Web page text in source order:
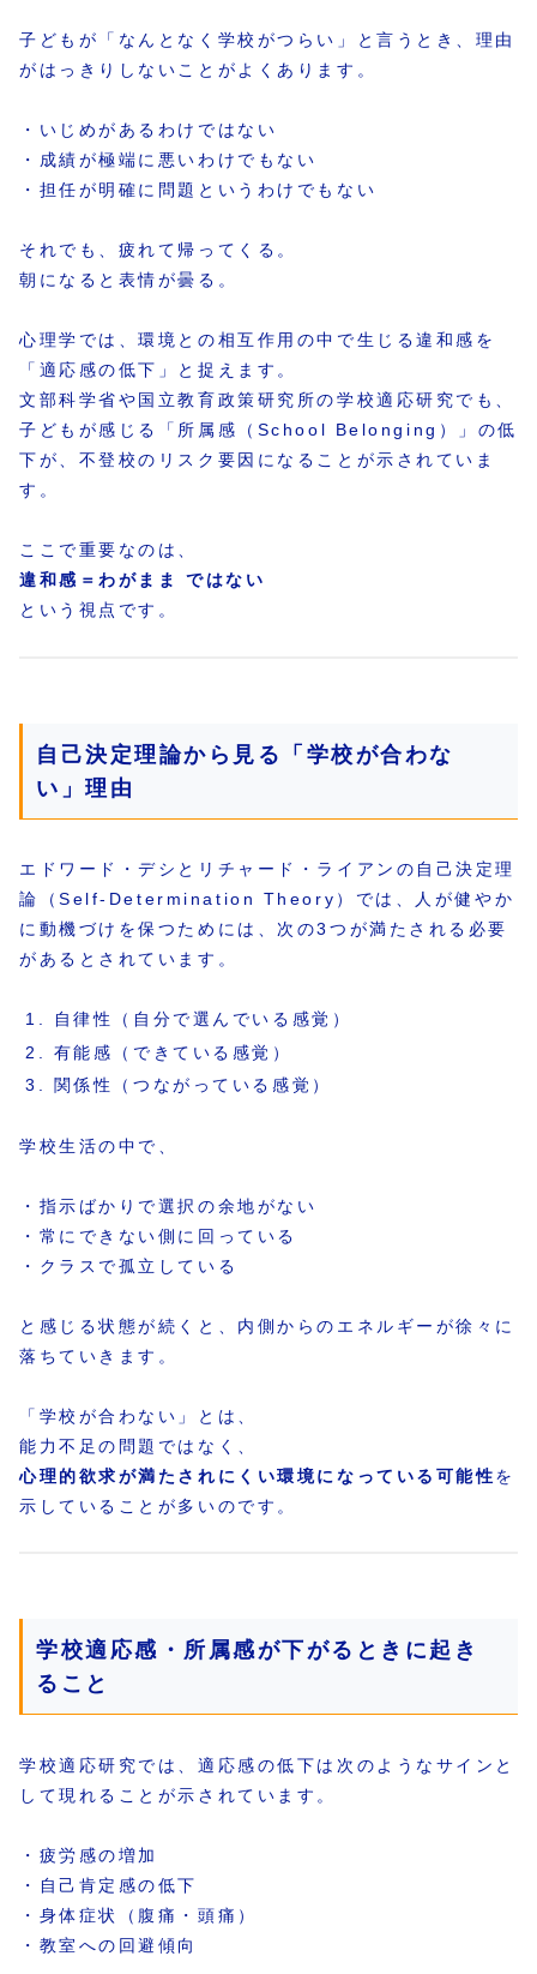
子どもが「なんとなく学校がつらい」と言うとき、理由
がはっきりしないことがよくあります。
・いじめがあるわけではない
・成績が極端に悪いわけでもない
・担任が明確に問題というわけでもない
それでも、疲れて帰ってくる。
朝になると表情が曇る。
心理学では、環境との相互作用の中で生じる違和感を
「適応感の低下」と捉えます。
文部科学省や国立教育政策研究所の学校適応研究でも、
子どもが感じる「所属感（School Belonging）」の低
下が、不登校のリスク要因になることが示されていま
す。
ここで重要なのは、
違和感＝わがまま ではない
という視点です。
自己決定理論から見る「学校が合わな
い」理由
エドワード・デシとリチャード・ライアンの自己決定理
論（Self-Determination Theory）では、人が健やか
に動機づけを保つためには、次の3つが満たされる必要
があるとされています。
自律性（自分で選んでいる感覚）
有能感（できている感覚）
関係性（つながっている感覚）
学校生活の中で、
・指示ばかりで選択の余地がない
・常にできない側に回っている
・クラスで孤立している
と感じる状態が続くと、内側からのエネルギーが徐々に
落ちていきます。
「学校が合わない」とは、
能力不足の問題ではなく、
心理的欲求が満たされにくい環境になっている可能性を
示していることが多いのです。
学校適応感・所属感が下がるときに起き
ること
学校適応研究では、適応感の低下は次のようなサインと
して現れることが示されています。
・疲労感の増加
・自己肯定感の低下
・身体症状（腹痛・頭痛）
・教室への回避傾向